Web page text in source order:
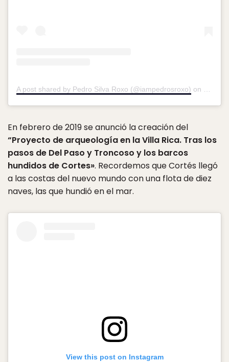
A post shared by Pedro Silva Roxo (@iampedrosroxo) on Oct 9,
En febrero de 2019 se anunció la creación del
“Proyecto de arqueología en la Villa Rica. Tras los
pasos de Del Paso y Troncoso y los barcos
hundidos de Cortes». Recordemos que Cortés llegó
a las costas del nuevo mundo con una flota de diez
naves, las que hundió en el mar.
View this post on Instagram